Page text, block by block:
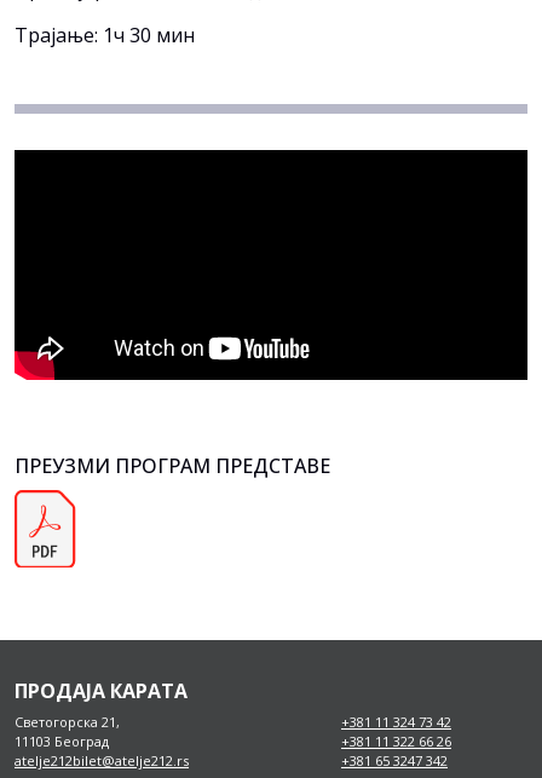
Трајање: 1ч 30 мин
ПРЕУЗМИ ПРОГРАМ ПРЕДСТАВЕ
ПРОДАЈА КАРАТА
Светогорска 21,
11103 Београд
atelje212bilet@atelje212.rs
+381 11 324 73 42
+381 11 322 66 26
+381 65 3247 342